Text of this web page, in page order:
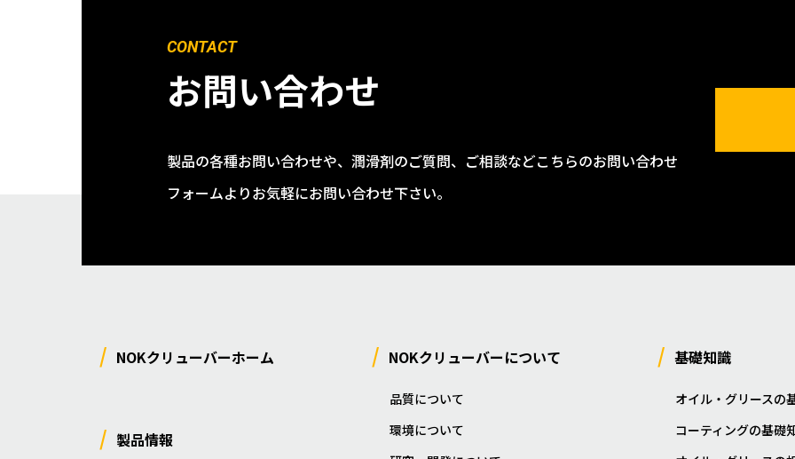
CONTACT
お問い合わせ
製品の各種お問い合わせや、潤滑剤のご質問、ご相談などこちらのお問い合わせ
フォームよりお気軽にお問い合わせ下さい。
NOKクリューバーホーム
製品情報
NOKクリューバーについて
品質について
環境について
基礎知識
オイル・グリースの
コーティングの基礎